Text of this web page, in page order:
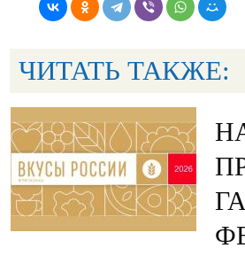
ЧИТАТЬ ТАКЖЕ: